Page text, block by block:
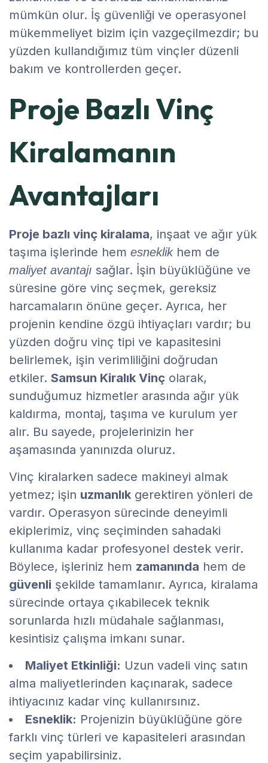
mümkün olur. İş güvenliği ve operasyonel
mükemmeliyet bizim için vazgeçilmezdir; bu
yüzden kullandığımız tüm vinçler düzenli
bakım ve kontrollerden geçer.
Proje Bazlı Vinç
Kiralamanın
Avantajları
Proje bazlı vinç kiralama, inşaat ve ağır yük
taşıma işlerinde hem esneklikhem de
maliyet avantajı sağlar. İşin büyüklüğüne ve
süresine göre vinç seçmek, gereksiz
harcamaların önüne geçer. Ayrıca, her
projenin kendine özgü ihtiyaçları vardır; bu
yüzden doğru vinç tipi ve kapasitesini
belirlemek, işin verimliliğini doğrudan
etkiler. Samsun Kiralık Vinç olarak,
sunduğumuz hizmetler arasında ağır yük
kaldırma, montaj, taşıma ve kurulum yer
alır. Bu sayede, projelerinizin her
aşamasında yanınızda oluruz.
Vinç kiralarken sadece makineyi almak
yetmez; işin uzmanlık gerektiren yönleri de
vardır. Operasyon sürecinde deneyimli
ekiplerimiz, vinç seçiminden sahadaki
kullanıma kadar profesyonel destek verir.
Böylece, işleriniz hem zamanında hem de
güvenli şekilde tamamlanır. Ayrıca, kiralama
sürecinde ortaya çıkabilecek teknik
sorunlarda hızlı müdahale sağlanması,
kesintisiz çalışma imkanı sunar.
Maliyet Etkinliği: Uzun vadeli vinç satın
alma maliyetlerinden kaçınarak, sadece
ihtiyacınız kadar vinç kullanırsınız.
Esneklik: Projenizin büyüklüğüne göre
farklı vinç türleri ve kapasiteleri arasından
seçim yapabilirsiniz.